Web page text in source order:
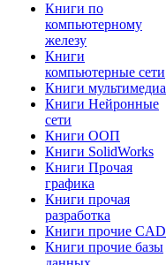
Книги по
компьютерному
железу
Книги
компьютерные сети
Книги мультимедиа
Книги Нейронные
сети
Книги ООП
Книги SolidWorks
Книги Прочая
графика
Книги прочая
разработка
Книги прочие CAD
Книги прочие базы